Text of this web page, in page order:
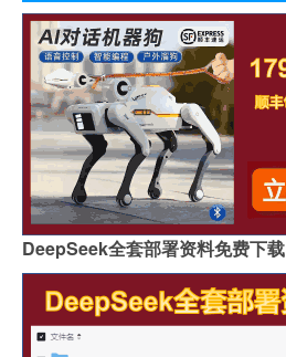
DeepSeek全套部署资料免费下载